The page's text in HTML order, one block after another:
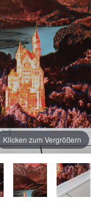
Klicken zum Vergrößern